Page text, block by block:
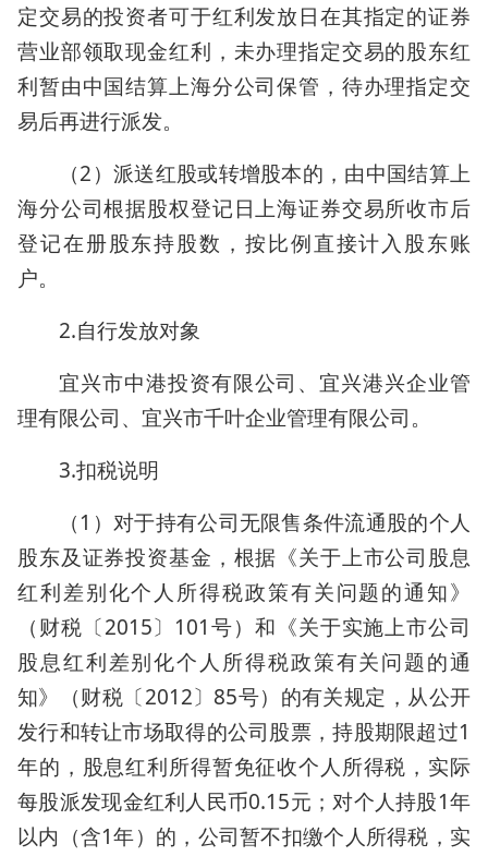
定交易的投资者可于红利发放日在其指定的证券
营业部领取现金红利，未办理指定交易的股东红
利暂由中国结算上海分公司保管，待办理指定交
易后再进行派发。
（2）派送红股或转增股本的，由中国结算上
海分公司根据股权登记日上海证券交易所收市后
登记在册股东持股数，按比例直接计入股东账
户。
2.自行发放对象
宜兴市中港投资有限公司、宜兴港兴企业管
理有限公司、宜兴市千叶企业管理有限公司。
3.扣税说明
（1）对于持有公司无限售条件流通股的个人
股东及证券投资基金，根据《关于上市公司股息
红利差别化个人所得税政策有关问题的通知》
（财税〔2015〕101号）和《关于实施上市公司
股息红利差别化个人所得税政策有关问题的通
知》（财税〔2012〕85号）的有关规定，从公开
发行和转让市场取得的公司股票，持股期限超过1
年的，股息红利所得暂免征收个人所得税，实际
每股派发现金红利人民币0.15元；对个人持股1年
以内（含1年）的，公司暂不扣缴个人所得税，实